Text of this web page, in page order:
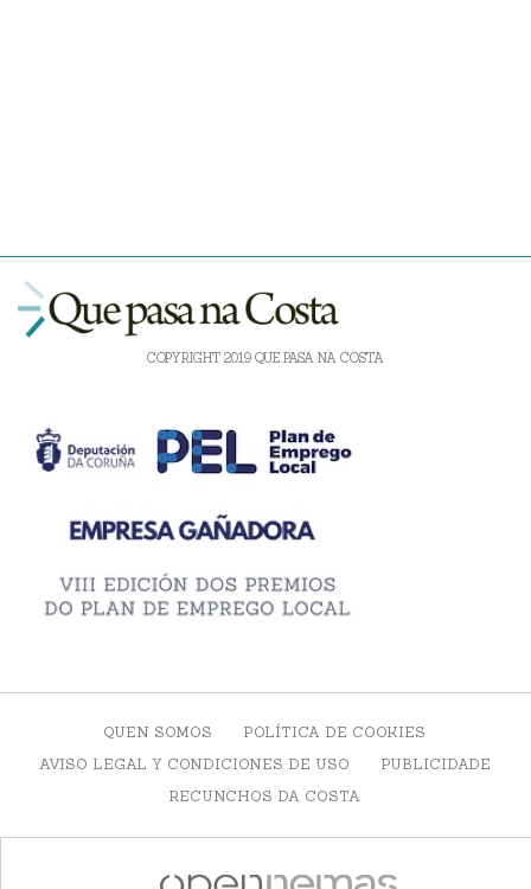
COPYRIGHT 2019 QUE PASA NA COSTA
QUEN SOMOS
POLÍTICA DE COOKIES
AVISO LEGAL Y CONDICIONES DE USO
PUBLICIDADE
RECUNCHOS DA COSTA